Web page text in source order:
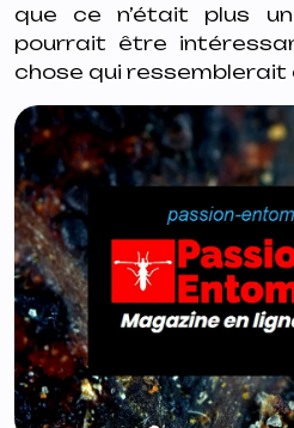
que ce n’était plus
pourrait être
chose qui ressemblerait